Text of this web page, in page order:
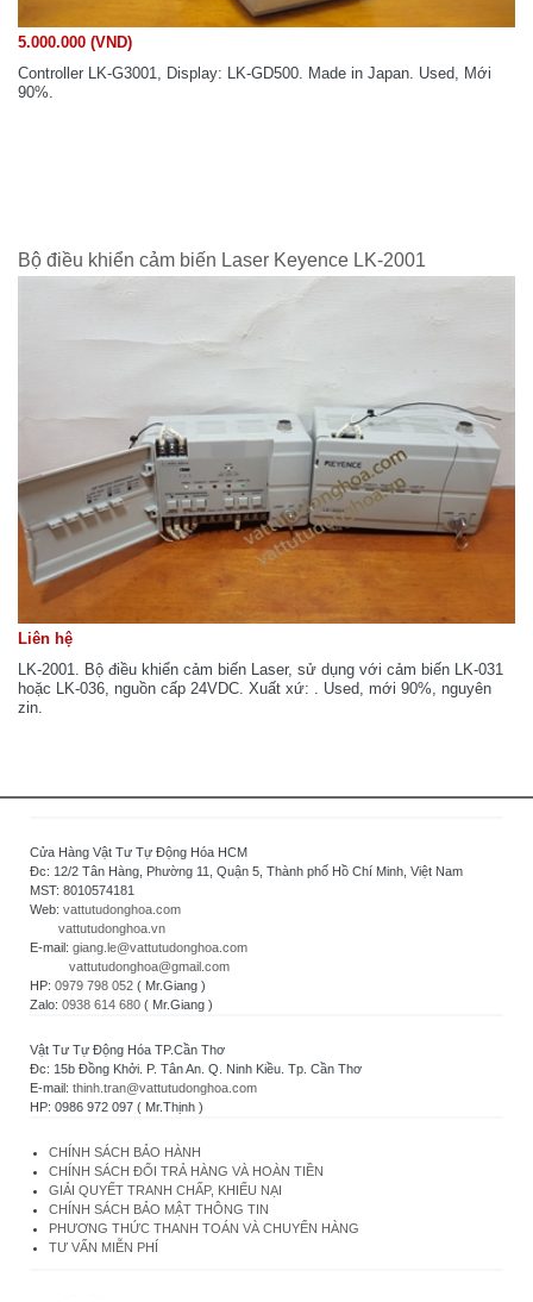
5.000.000 (VND)
Controller LK-G3001, Display: LK-GD500. Made in Japan. Used, Mới
90%.
Bộ điều khiển cảm biến Laser Keyence LK-2001
Liên hệ
LK-2001. Bộ điều khiển cảm biến Laser, sử dụng với cảm biến LK-031
hoặc LK-036, nguồn cấp 24VDC. Xuất xứ: . Used, mới 90%, nguyên
zin.
Cửa Hàng Vật Tư Tự Động Hóa HCM
Đc: 12/2 Tân Hàng, Phường 11, Quận 5, Thành phố Hồ Chí Minh, Việt Nam
MST: 8010574181
Web: vattutudonghoa.com
vattutudonghoa.vn
E-mail: giang.le@vattutudonghoa.com
vattutudonghoa@gmail.com
HP: 0979 798 052 ( Mr.Giang )
Zalo: 0938 614 680 ( Mr.Giang )
Vật Tư Tự Động Hóa TP.Cần Thơ
Đc: 15b Đồng Khởi. P. Tân An. Q. Ninh Kiều. Tp. Cần Thơ
E-mail: thinh.tran@vattutudonghoa.com
HP: 0986 972 097 ( Mr.Thịnh )
CHÍNH SÁCH BẢO HÀNH
CHÍNH SÁCH ĐỔI TRẢ HÀNG VÀ HOÀN TIỀN
GIẢI QUYẾT TRANH CHẤP, KHIẾU NẠI
CHÍNH SÁCH BẢO MẬT THÔNG TIN
PHƯƠNG THỨC THANH TOÁN VÀ CHUYỂN HÀNG
TƯ VẤN MIỄN PHÍ